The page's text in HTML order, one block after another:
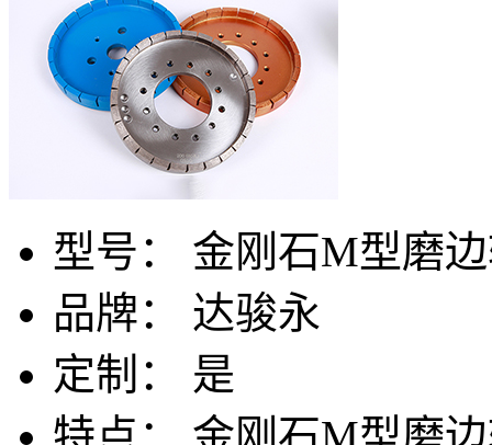
型号：
金刚石M型磨
品牌：
达骏永
定制：
是
特点：
金刚石M型磨